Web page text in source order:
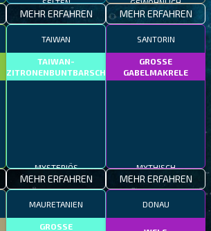
MEHR ERFAHREN MEHR ERFAHREN
TAIWAN
TAIWAN-
ZITRONENBUNTBARSCH
MEHR ERFAHREN
SANTORIN
GROSSE
GABELMAKRELE
MEHR ERFAHREN
MAURETANIEN
GROSSE
DONAU